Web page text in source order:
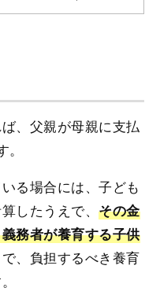
、父親が母親に支払
る場合には、子ども
したうえで、その金
務者が養育する子供
、負担するべき養育